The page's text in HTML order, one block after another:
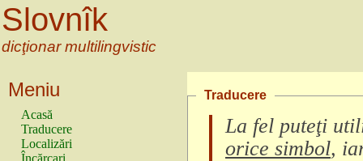
Slovnîk
dicţionar multilingvistic
Meniu
Acasă
Traducere
Localizări
Încărcari
Traducere
La fel puteţi
orice simbol,